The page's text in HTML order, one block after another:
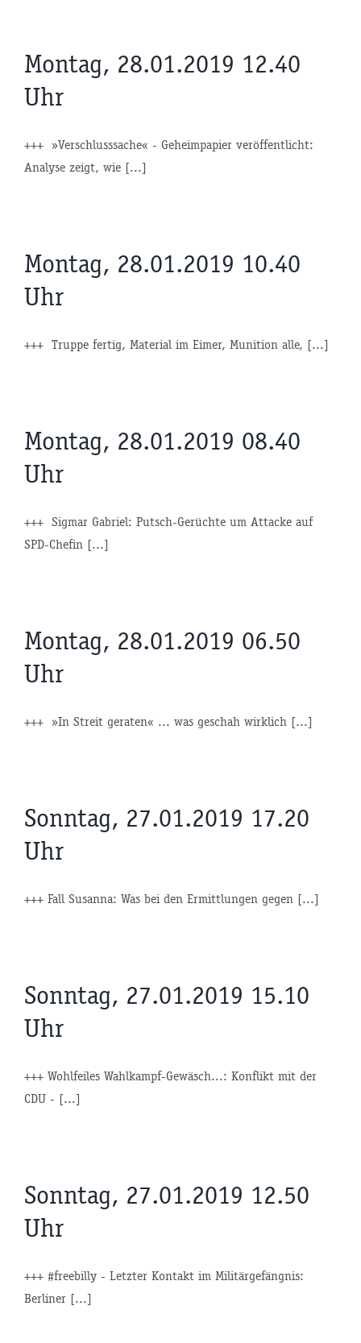
Montag, 28.01.2019 12.40
Uhr
+++ »Verschlusssache« - Geheimpapier veröffentlicht:
Analyse zeigt, wie [...]
Montag, 28.01.2019 10.40
Uhr
+++ Truppe fertig, Material im Eimer, Munition alle, [...]
Montag, 28.01.2019 08.40
Uhr
+++ Sigmar Gabriel: Putsch-Gerüchte um Attacke auf
SPD-Chefin [...]
Montag, 28.01.2019 06.50
Uhr
+++ »In Streit geraten« ... was geschah wirklich [...]
Sonntag, 27.01.2019 17.20
Uhr
+++ Fall Susanna: Was bei den Ermittlungen gegen [...]
Sonntag, 27.01.2019 15.10
Uhr
+++ Wohlfeiles Wahlkampf-Gewäsch...: Konflikt mit der
CDU - [...]
Sonntag, 27.01.2019 12.50
Uhr
+++ #freebilly - Letzter Kontakt im Militärgefängnis:
Berliner [...]